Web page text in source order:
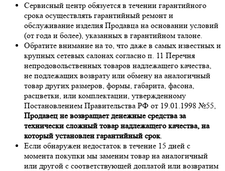
Сервисный центр обязуется в течении гарантийного
срока осуществлять гарантийный ремонт и
обслуживание изделия Продавца на основании условий
(от года и более), указанных в гарантийном талоне.
Обратите внимание на то, что даже в самых известных и
крупных сетевых салонах согласно п. 11 Перечня
непродовольственных товаров надлежащего качества,
не подлежащих возврату или обмену на аналогичный
товар других размеров, формы, габарита, фасона,
расцветки, или комплектации, утвержденному
Постановлением Правительства РФ от 19.01.1998 №55,
Продавец не возвращает денежные средства за
технически сложный товар надлежащего качества, на
который установлен гарантийный срок.
Если обнаружен недостаток в течение 15 дней с
момента покупки мы заменим товар на аналогичный
или другой с соответствующей доплатой или возвратим